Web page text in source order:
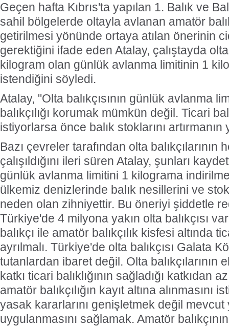
Geçen hafta Kıbrıs'ta yapılan 1. Balık ve
sahil bölgelerde oltayla avlanan amatör
getirilmesi yönünde ortaya atılan önerinin
gerektiğini ifade eden Atalay, çalıştayda olta
kilogram olan günlük avlanma limitinin 1
istendiğini söyledi.
Atalay, "Olta balıkçısının günlük avlanma
balıkçılığı korumak mümkün değil. Ticari
istiyorlarsa önce balık stoklarını artırmanın
Bazı çevreler tarafından olta balıkçılarının
çalışıldığını ileri süren Atalay, şunları
günlük avlanma limitini 1 kilograma
ülkemiz denizlerinde balık nesillerini ve
neden olan zihniyettir. Bu öneriyi şiddetle
Türkiye'de 4 milyona yakın olta balıkçısı
balıkçı ile amatör balıkçılık kisfesi altında
ayrılmalı. Türkiye'de olta balıkçısı Galata
tutanlardan ibaret değil. Olta balıkçılarının
katkı ticari balıklığının sağladığı katkıdan
amatör balıkçılığın kayıt altına alınmasını
yasak kararlarını genişletmek değil mevcut
uygulanmasını sağlamak. Amatör